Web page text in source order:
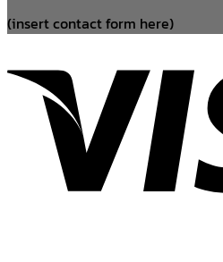
(insert contact form here)